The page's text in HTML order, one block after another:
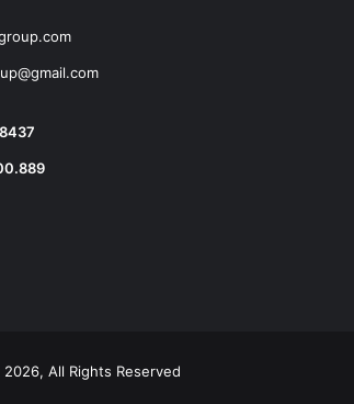
All Rights Reserved